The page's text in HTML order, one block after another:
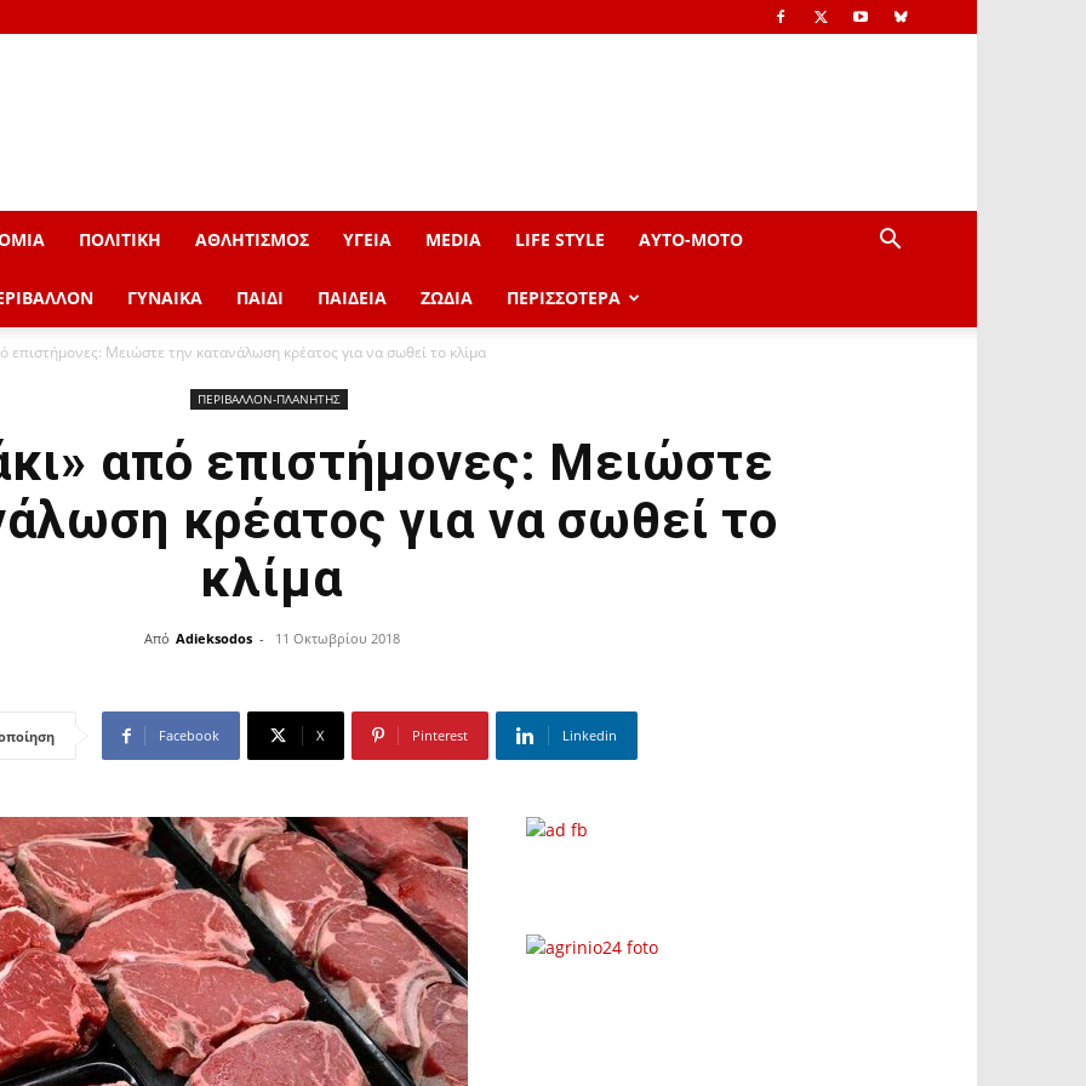
ΠΟΛΙΤΙΚΗ ΑΘΛΗΤΙΣΜΟΣ ΥΓΕΙΑ MEDIA LIFE STYLE AYTO-ΜOTO
ΓΥΝΑΙΚΑ ΠΑΙΔΙ ΠΑΙΔΕΙΑ ΖΩΔΙΑ ΠΕΡΙΣΣΟΤΕΡΑ
επιστήμονες: Μειώστε την κατανάλωση κρέατος για να σωθεί το κλίμα
ΠΕΡΙΒΑΛΛΟΝ-ΠΛΑΝΗΤΗΣ
από επιστήμονες: Μειώστε
κρέατος για να σωθεί το
κλίμα
Από Adieksodos - 11 Οκτωβρίου 2018
Facebook X Pinterest Linkedin